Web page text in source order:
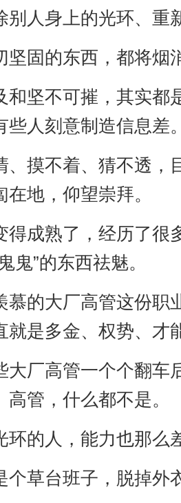
别人身上的光环、重
坚固的东西，都将烟
和坚不可摧，其实都
些人刻意制造信息差
、摸不着、猜不透，
地，仰望崇拜。
得成熟了，经历了很
鬼”的东西祛魅。
慕的大厂高管这份职
就是多金、权势、才
大厂高管一个个翻车
管，什么都不是。
环的人，能力也那么
个草台班子，脱掉外